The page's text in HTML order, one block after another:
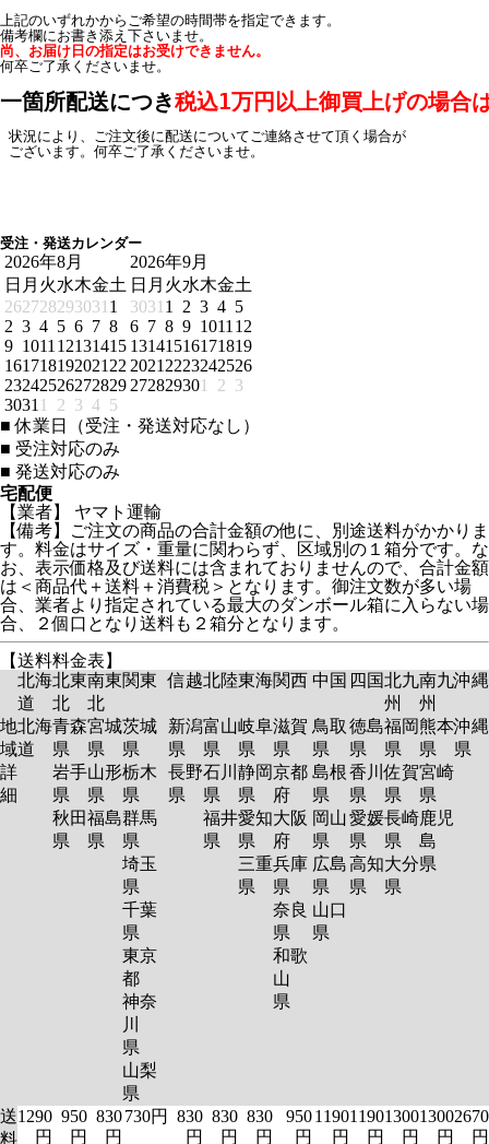
上記のいずれかからご希望の時間帯を指定できます。
何卒ご了承くださいませ。
一箇所配送につき税込1万円以上御買上げの場合
状況により、ご注文後に配送についてご連絡させて頂く場合が
ございます。何卒ご了承くださいませ。
受注・発送カレンダー
2026年8月
日 月 火水木金土
262728293031 1
2 3 4 5 6 7 8
9 1011 12131415
161718192021 22
23242526272829
3031 1 2 3 4 5
2026年9月
日 月 火水木金土
3031 1 2 3 4 5
6 7 8 9 1011 12
13141516171819
2021 2223242526
272829301 2 3
■ 休業日（受注・発送対応なし）
■ 受注対応のみ
■ 発送対応のみ
宅配便
【業者】 ヤマト運輸
【備考】ご注文の商品の合計金額の他に、別途送料がかかりま
す。料金はサイズ・重量に関わらず、区域別の１箱分です。な
お、表示価格及び送料には含まれておりませんので、合計金額
は＜商品代＋送料＋消費税＞となります。御注文数が多い場
合、業者より指定されている最大のダンボール箱に入らない場
合、２個口となり送料も２箱分となります。
【送料料金表】
北海
道
北東
北
南東
北
関東 信越北陸東海関西 中国 四国北九
州
南九
州
沖縄
地
域
詳
細
北海
道
青森
県
岩手
県
秋田
県
宮城
県
山形
県
福島
県
茨城
県
栃木
県
群馬
県
埼玉
県
千葉
県
東京
都
神奈
川
県
山梨
県
新潟
県
長野
県
富山
県
石川
県
福井
県
岐阜
県
静岡
県
愛知
県
三重
県
滋賀
県
京都
府
大阪
府
兵庫
県
奈良
県
和歌
山
県
鳥取
県
島根
県
岡山
県
広島
県
山口
県
徳島
県
香川
県
愛媛
県
高知
県
福岡
県
佐賀
県
長崎
県
大分
県
熊本
県
宮崎
県
鹿児
島
県
沖縄
県
送
料
1290
円
950
円
830
円
730円
830
円
830
円
830
円
950
円
1190
円
1190
円
1300
円
1300
円
2670
円